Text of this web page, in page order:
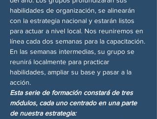
habilidades de organización, se alinearán
con la estrategia nacional y estarán listos
para actuar a nivel local. Nos reuniremos en
línea cada dos semanas para la capacitación.
En las semanas intermedias, su grupo se
reunirá localmente para practicar
habilidades, ampliar su base y pasar a la
acción.
Esta serie de formación constará de tres
módulos, cada uno centrado en una parte
de nuestra estrategia: